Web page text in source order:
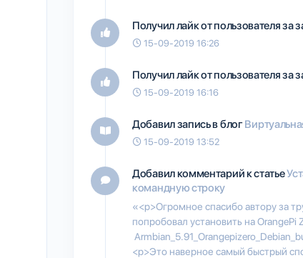
Получил лайк от пользователяза
15-09-2019 16:26
Получил лайк от пользователяза
15-09-2019 16:16
Добавил запись в блог
15-09-2019 13:52
Добавил комментарий к статье
командную строку
«<p>Огромное спасибо автору за
попробовал установить на OrangePi
<p>Это наверное самый быстрый